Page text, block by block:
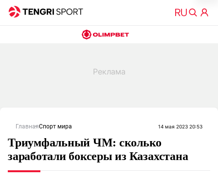
ГлавнаяСпорт мира 14 мая 2023 20:53
Триумфальный ЧМ: сколько
заработали боксеры из Казахстана